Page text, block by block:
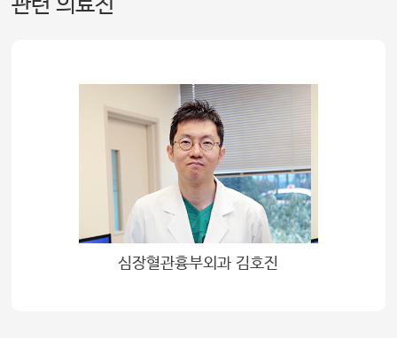
관련 의료진
심장혈관흉부외과 김호진